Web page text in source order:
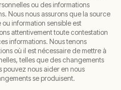
ou des informations
Nous nous assurons que la source
information sensible est
attentivement toute contestation
informations. Nous tenons
où il est nécessaire de mettre à
telles que des changements
pouvez nous aider en nous
se produisent.